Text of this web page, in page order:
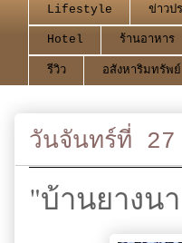
Lifestyle ข่าวป
Hotel ร้านอาหาร
รีวิว อสังหาริมทรัพย์
วันจันทร์ที่
"บ้านยางน